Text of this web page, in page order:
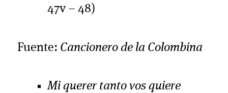
47v – 48)
Fuente: Cancionero de la Colombina
Mi querer tanto vos quiere